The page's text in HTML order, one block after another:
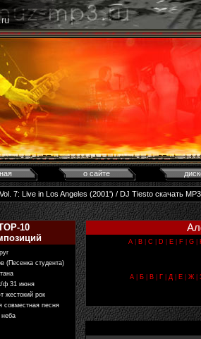
о сайте
7: Live in Los Angeles (2001') / DJ Tiesto скачать
10
(Песенка студента)
ф 31 июня
жестокий рок
совместная песня
неба
A B C D E F G
А| Б| В| Г| Д| Е| Ж|